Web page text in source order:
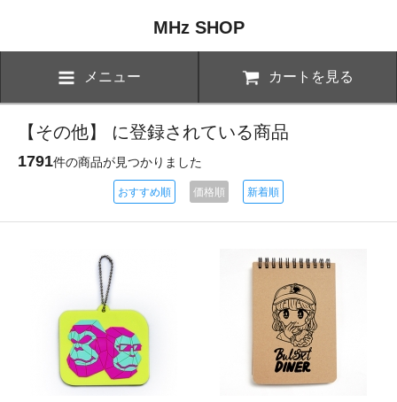
MHz SHOP
メニュー カートを見る
【その他】 に登録されている商品
1791件の商品が見つかりました
おすすめ順 価格順 新着順